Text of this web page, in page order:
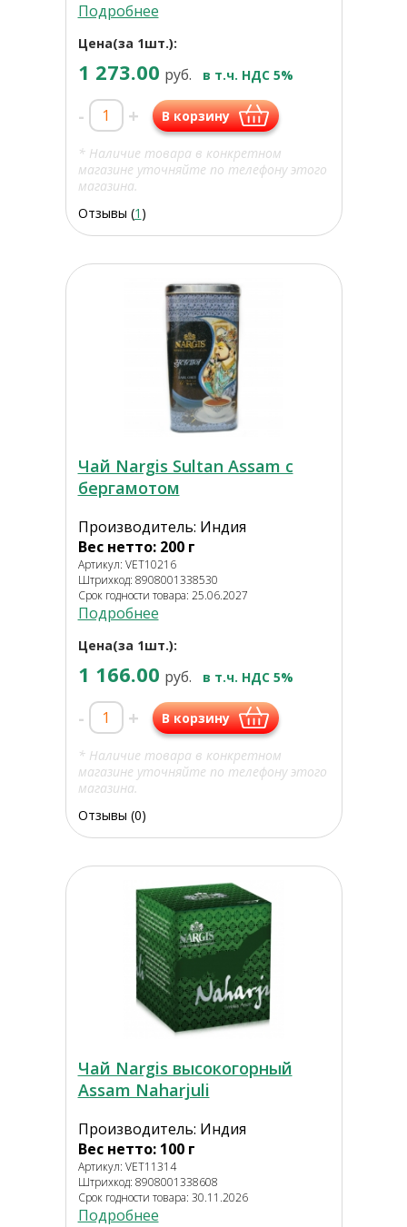
Подробнее
Цена(за 1шт.):
1 273.00 руб. в т.ч. НДС 5%
- + В корзину
* Наличие товара в конкретном
магазине уточняйте по телефону этого
магазина.
Отзывы (1 )
Чай Nargis Sultan Assam с
бергамотом
Производитель: Индия
Вес нетто: 200 г
Артикул: VET10216
Штрихкод: 8908001338530
Срок годности товара: 25.06.2027
Подробнее
Цена(за 1шт.):
1 166.00 руб. в т.ч. НДС 5%
- + В корзину
* Наличие товара в конкретном
магазине уточняйте по телефону этого
магазина.
Отзывы (0)
Чай Nargis высокогорный
Assam Naharjuli
Производитель: Индия
Вес нетто: 100 г
Артикул: VET11314
Штрихкод: 8908001338608
Срок годности товара: 30.11.2026
Подробнее